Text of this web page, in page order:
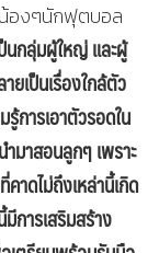
องๆนักฟุตบอล
นกลุ่มผู้ใหญ่ และผู้
ยเป็นเรื่องใกล้ตัว
การเอาตัวรอดใน
มาสอนลูกๆ เพราะ
าดไม่ถึงเหล่านี้เกิด
การเสริมสร้าง